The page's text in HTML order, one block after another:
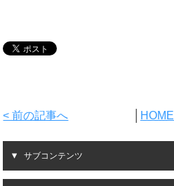
< 前の記事へ HOME
サブコンテンツ